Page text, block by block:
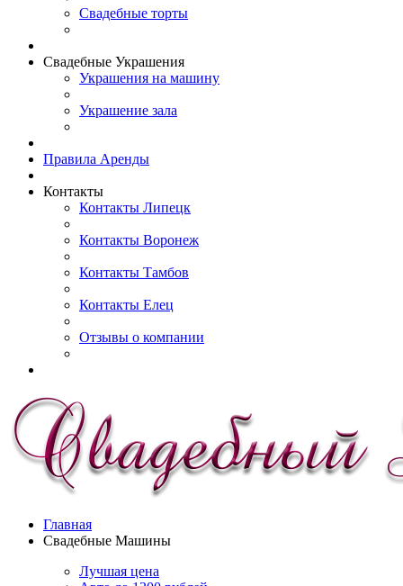
Свадебные торты
Свадебные Украшения
Украшения на машину
Украшение зала
Правила Аренды
Контакты
Контакты Липецк
Контакты Воронеж
Контакты Тамбов
Контакты Елец
Отзывы о компании
Главная
Свадебные Машины
Лучшая цена